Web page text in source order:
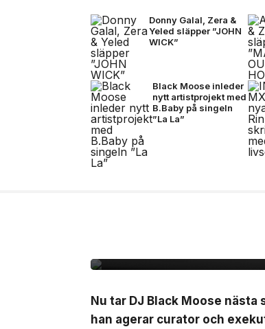
Donny Galal, Zera &
Yeled släpper ”JOHN
WICK”
Black Moose inleder
nytt artistprojekt med
B.Baby på singeln
”La La”
Nu tar DJ Black Moose
han agerar curator och